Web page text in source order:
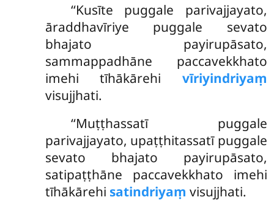
‘‘Kusīte puggale parivajjayato,
āraddhavīriye puggale sevato
bhajato payirupāsato,
sammappadhāne paccavekkhato
imehi tīhākārehi vīriyindriyaṃ
visujjhati.
‘‘Muṭṭhassatī puggale
parivajjayato, upaṭṭhitassatī puggale
sevato bhajato payirupāsato,
satipaṭṭhāne paccavekkhato imehi
tīhākārehi satindriyaṃ visujjhati.